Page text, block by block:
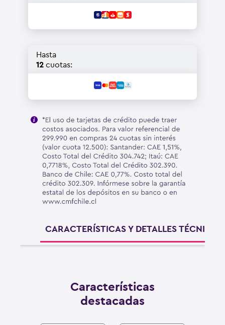
Hasta
12 cuotas:
CARACTERÍSTICAS Y DETALLES TÉCNICOS
Características
destacadas